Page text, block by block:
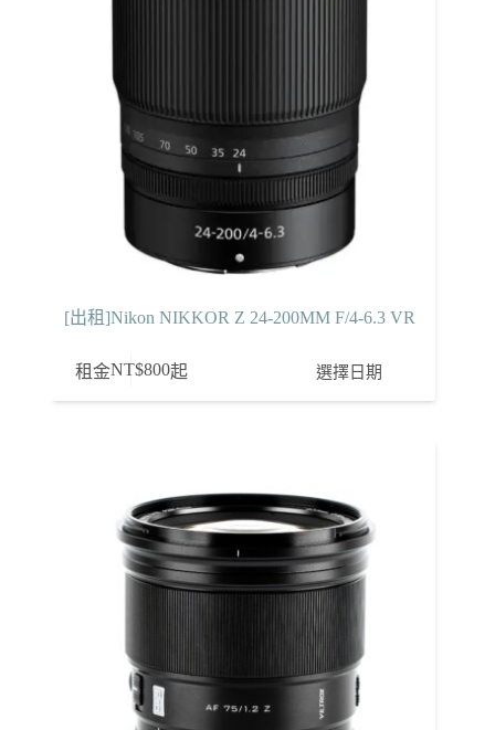
[出租]Nikon NIKKOR Z 24-200MM F/4-6.3 VR
租金NT$800起 選擇日期